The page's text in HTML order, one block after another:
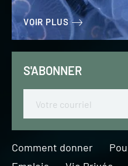
VOIR PLUS
S'ABONNER
Comment donner